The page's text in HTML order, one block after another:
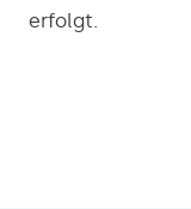
erfolgt.